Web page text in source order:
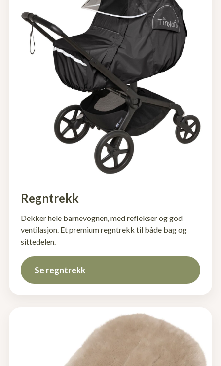
Regntrekk
Dekker hele barnevognen, med reflekser og god
ventilasjon. Et premium regntrekk til både bag og
sittedelen.
Se regntrekk